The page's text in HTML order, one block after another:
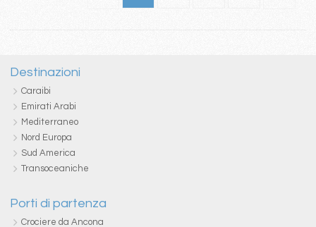
Destinazioni
Caraibi
Emirati Arabi
Mediterraneo
Nord Europa
Sud America
Transoceaniche
Porti di partenza
Crociere da Ancona